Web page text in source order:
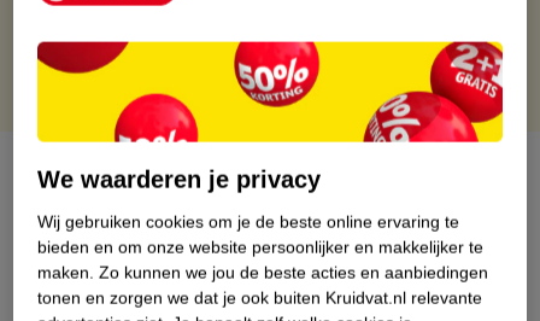
Gratis punten met je Kruidvat kaart
Over dit product
Productinformatie
Etiketinformatie
We waarderen je privacy
Wij gebruiken cookies om je de beste online ervaring te
bieden en om onze website persoonlijker en makkelijker te
maken. Zo kunnen we jou de beste acties en aanbiedingen
tonen en zorgen we dat je ook buiten Kruidvat.nl relevante